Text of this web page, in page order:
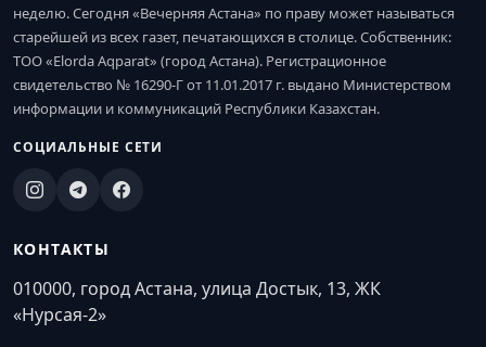
неделю. Сегодня «Вечерняя Астана» по праву может называться
старейшей из всех газет, печатающихся в столице. Собственник:
ТОО «Elorda Aqparat» (город Астана). Регистрационное
свидетельство № 16290-Г от 11.01.2017 г. выдано Министерством
информации и коммуникаций Республики Казахстан.
СОЦИАЛЬНЫЕ СЕТИ
КОНТАКТЫ
010000, город Астана, улица Достык, 13, ЖК
«Нурсая-2»